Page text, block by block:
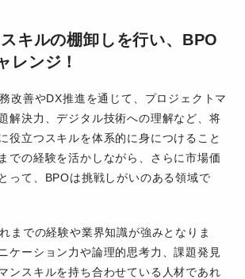
キルの棚卸しを行い、BPO
レンジ！
改善やDX推進を通じて、プロジェクトマ
解決力、デジタル技術への理解など、将
役立つスキルを体系的に身につけること
での経験を活かしながら、さらに市場価
って、BPOは挑戦しがいのある領域で
までの経験や業界知識が強みとなりま
ケーション力や論理的思考力、課題発見
ンスキルを持ち合わせている人材であれ